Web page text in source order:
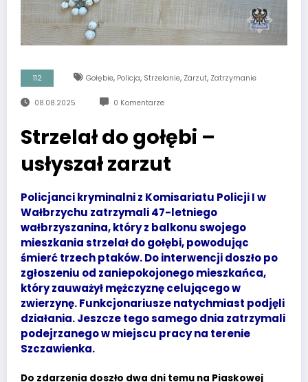
112 Gołębie, Policja, Strzelanie, Zarzut, Zatrzymanie
08.08.2025 0 Komentarze
Strzelał do gołębi –
usłyszał zarzut
Policjanci kryminalni z Komisariatu Policji I w
Wałbrzychu zatrzymali 47-letniego
wałbrzyszanina, który z balkonu swojego
mieszkania strzelał do gołębi, powodując
śmierć trzech ptaków. Do interwencji doszło po
zgłoszeniu od zaniepokojonego mieszkańca,
który zauważył mężczyznę celującego w
zwierzynę. Funkcjonariusze natychmiast podjęli
działania. Jeszcze tego samego dnia zatrzymali
podejrzanego w miejscu pracy na terenie
Szczawienka.
Do zdarzenia doszło dwa dni temu na Piaskowej